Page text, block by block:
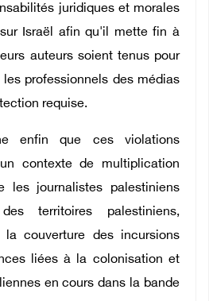
juridiques et morales
Israël afin qu'il mette fin à
auteurs soient tenus pour
professionnels des médias
requise.
enfin que ces violations
contexte de multiplication
les journalistes palestiniens
territoires palestiniens,
couverture des incursions
liées à la colonisation et
en cours dans la bande